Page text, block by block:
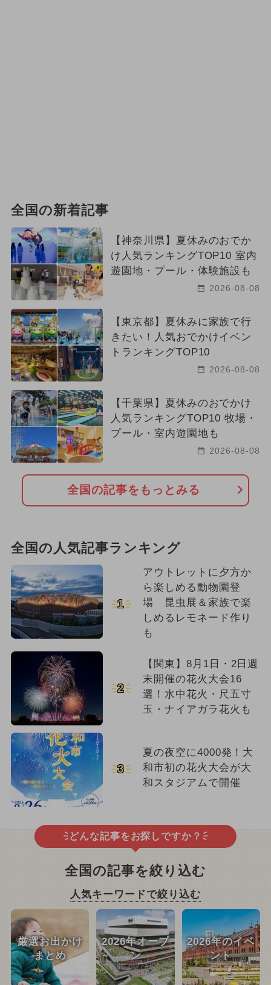
全国の新着記事
【神奈川県】夏休みのおでか
け人気ランキングTOP10 室内
遊園地・プール・体験施設も
2026-08-08
【東京都】夏休みに家族で行
きたい！人気おでかけイベン
トランキングTOP10
2026-08-08
【千葉県】夏休みのおでかけ
人気ランキングTOP10 牧場・
プール・室内遊園地も
2026-08-08
全国の記事をもっとみる
全国の人気記事ランキング
1
アウトレットに夕方か
ら楽しめる動物園登
場 昆虫展＆家族で楽
しめるレモネード作り
も
2
【関東】8月1日・2日週
末開催の花火大会16
選！水中花火・尺五寸
玉・ナイアガラ花火も
3
夏の夜空に4000発！大
和市初の花火大会が大
和スタジアムで開催
どんな記事をお探しですか？
全国の記事を絞り込む
人気キーワードで絞り込む
厳選お出かけ
まとめ
2026年オープ
ン
2026年のイベ
ント